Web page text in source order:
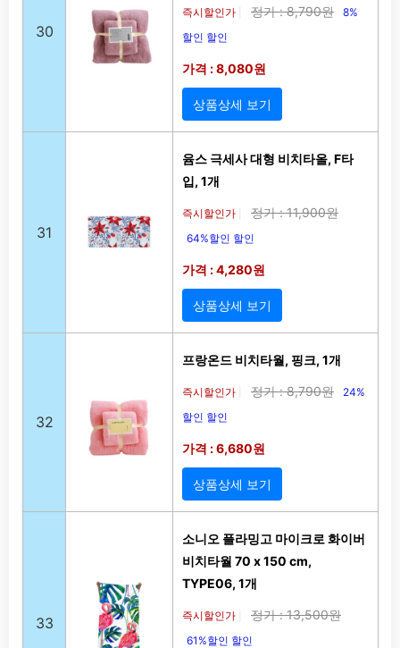
30
즉시할인가 정가 : 8,790원
8%
할인 할인
가격 : 8,080원
상품상세 보기
31
윰스 극세사 대형 비치타올, F타
입, 1개
즉시할인가 정가 : 11,900원
64%할인 할인
가격 : 4,280원
상품상세 보기
32
프랑온드 비치타월, 핑크, 1개
즉시할인가 정가 : 8,790원
24%
할인 할인
가격 : 6,680원
상품상세 보기
33
소니오 플라밍고 마이크로 화이버
비치타월 70 x 150 cm,
TYPE06, 1개
즉시할인가 정가 : 13,500원
61%할인 할인